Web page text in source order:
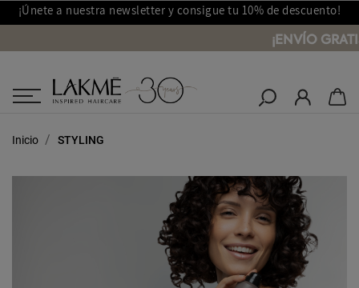
¡Únete a nuestra newsletter y consigue tu 10% de descuento!
¡ENVÍO
Salones Lakmé
Inicio STYLING